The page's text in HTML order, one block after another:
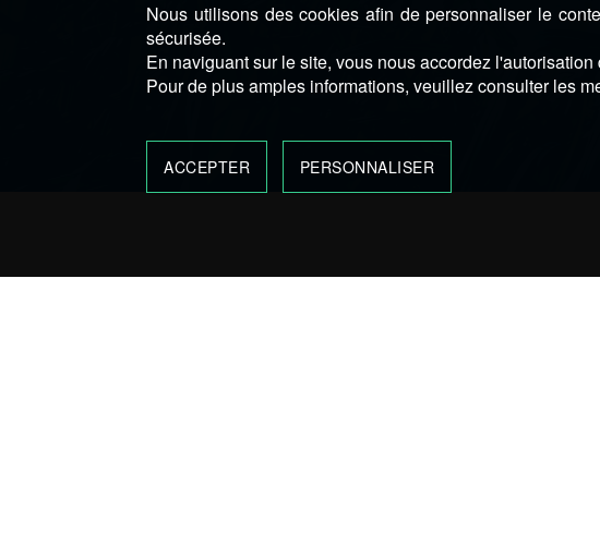
Nous utilisons des cookies afin de personnaliser le
sécurisée.
En naviguant sur le site, vous nous accordez
Pour de plus amples informations, veuillez consulter les
ACCEPTER PERSONNALISER